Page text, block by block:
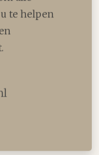
te helpen